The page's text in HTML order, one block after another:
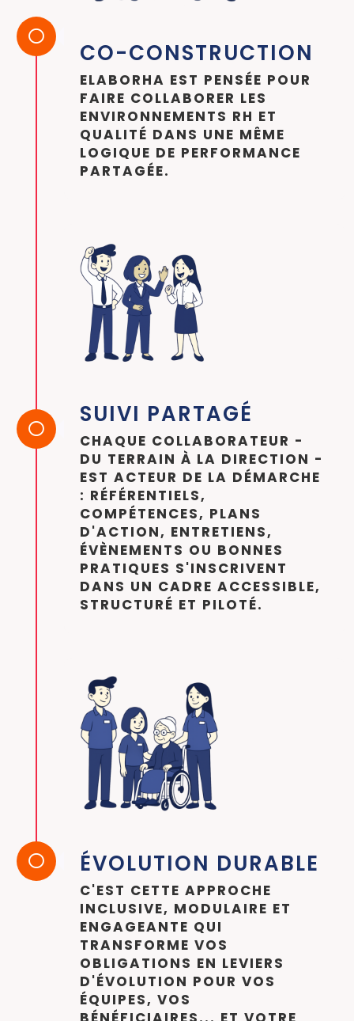

CO-CONSTRUCTION
ELABORHA EST PENSÉE POUR
FAIRE COLLABORER LES
ENVIRONNEMENTS RH ET
QUALITÉ DANS UNE MÊME
LOGIQUE DE PERFORMANCE
PARTAGÉE.

SUIVI PARTAGÉ
CHAQUE COLLABORATEUR -
DU TERRAIN À LA DIRECTION -
EST ACTEUR DE LA DÉMARCHE
: RÉFÉRENTIELS,
COMPÉTENCES, PLANS
D'ACTION, ENTRETIENS,
ÉVÈNEMENTS OU BONNES
PRATIQUES S'INSCRIVENT
DANS UN CADRE ACCESSIBLE,
STRUCTURÉ ET PILOTÉ.
 ÉVOLUTION DURABLE
C'EST CETTE APPROCHE
INCLUSIVE, MODULAIRE ET
ENGAGEANTE QUI
TRANSFORME VOS
OBLIGATIONS EN LEVIERS
D'ÉVOLUTION POUR VOS
ÉQUIPES, VOS